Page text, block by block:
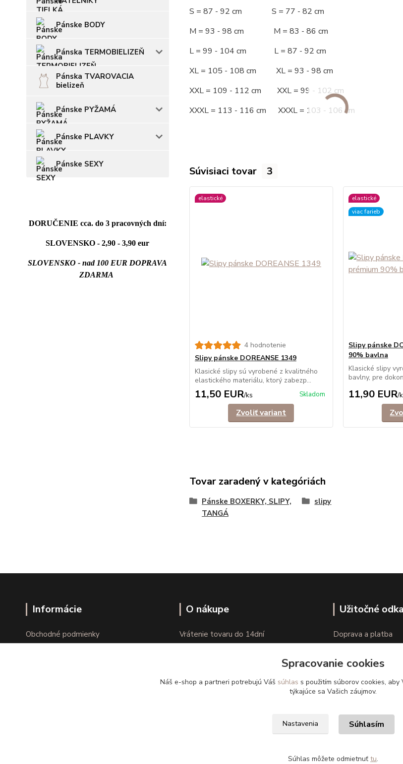
Pánske BODY
Pánska TERMOBIELIZEŇ
Pánska TVAROVACIA
bielizeň
Pánske PYŽAMÁ
Pánske PLAVKY
Pánske SEXY
DORUČENIE cca. do 3 pracovných dní:
SLOVENSKO - 2,90 - 3,90 eur
SLOVENSKO - nad 100 EUR DOPRAVA
ZDARMA
S = 87 - 92 cm S = 77 - 82 cm
M = 93 - 98 cm M = 83 - 86 cm
L = 99 - 104 cm L = 87 - 92 cm
XL = 105 - 108 cm XL = 93 - 98 cm
XXL = 109 - 112 cm XXL = 99 - 102 cm
XXXL = 113 - 116 cm XXXL = 103 - 106 cm
Súvisiaci tovar 3
elastické
4 hodnotenie
Slipy pánske DOREANSE 1349
Klasické slipy sú vyrobené z kvalitného
elastického materiálu, ktorý zabezp...
11,50 EUR/ks Skladom
Zvoliť variant
elastické
viac farieb
Slipy pánske
90% bavlna
Klasické slipy
bavlny, pre
11,90 EUR/
Tovar zaradený v kategóriách
Pánske BOXERKY, SLIPY,
TANGÁ
slipy
Informácie
Obchodné podmienky
O nákupe
Vrátenie tovaru do 14dní
Užitočné
Doprava a platba
Spracovanie cookies
Náš e-shop a partneri potrebujú Váš súhlas s použitím súborov cookies,
týkajúce sa Vašich záujmov.
Nastavenia Súhlasím
Súhlas môžete odmietnuť tu.